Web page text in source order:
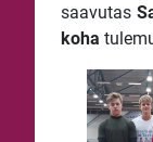
saavutas
koha